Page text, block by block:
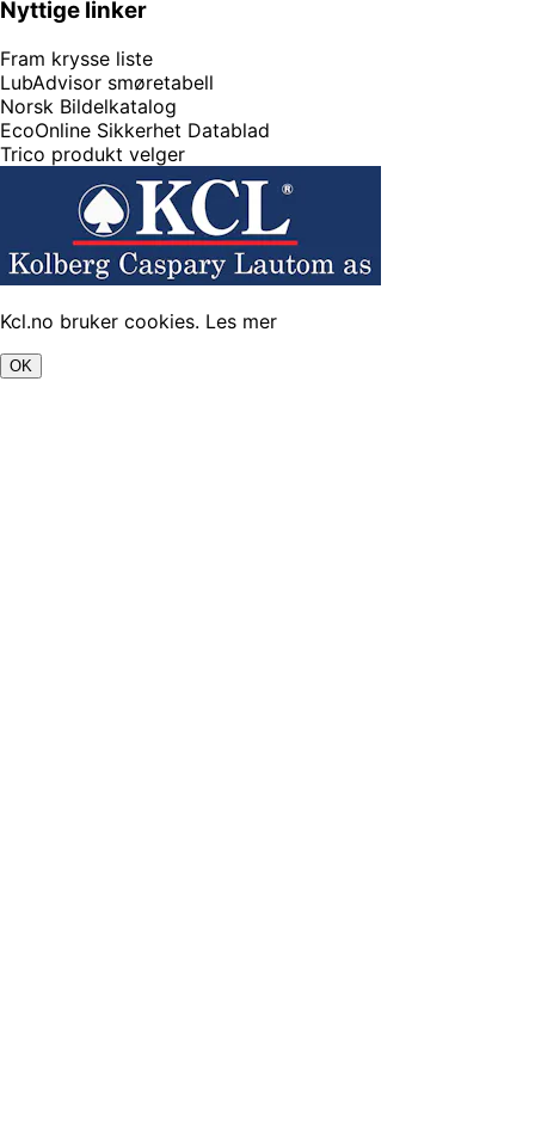
Nyttige linker
Fram krysse liste
LubAdvisor smøretabell
Norsk Bildelkatalog
EcoOnline Sikkerhet Datablad
Trico produkt velger
Kcl.no bruker cookies. Les mer
OK